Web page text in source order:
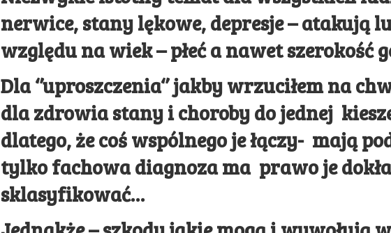
nerwice, stany lękowe, depresje – atakują
względu na wiek – płeć a nawet szerokość
Dla ‘’uproszczenia‘’ jakby wrzuciłem na
dla zdrowia stany i choroby do jednej
dlatego, że coś wspólnego je łączy- mają
tylko fachowa diagnoza ma prawo je
sklasyfikować…